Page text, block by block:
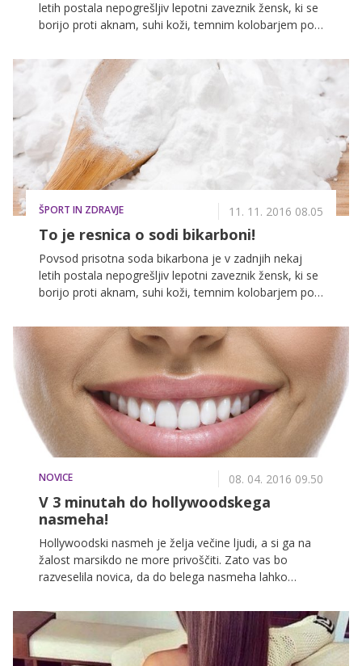
letih postala nepogrešljiv lepotni zaveznik žensk, ki se
borijo proti aknam, suhi koži, temnim kolobarjem pod
preprost, poceni in učinkovit.
ŠPORT IN ZDRAVJE 11. 11. 2016 08.05
To je resnica o sodi bikarboni!
Povsod prisotna soda bikarbona je v zadnjih nekaj
letih postala nepogrešljiv lepotni zaveznik žensk, ki se
borijo proti aknam, suhi koži, temnim kolobarjem pod
preprost, poceni in učinkovit.
NOVICE 08. 04. 2016 09.50
V 3 minutah do hollywoodskega
nasmeha!
Hollywoodski nasmeh je želja večine ljudi, a si ga na
žalost marsikdo ne more privoščiti. Zato vas bo
razveselila novica, da do belega nasmeha lahko